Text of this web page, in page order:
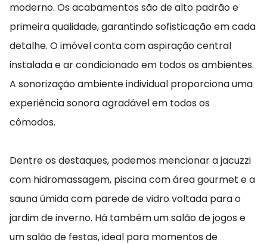
moderno. Os acabamentos são de alto padrão e
primeira qualidade, garantindo sofisticação em cada
detalhe. O imóvel conta com aspiração central
instalada e ar condicionado em todos os ambientes.
A sonorização ambiente individual proporciona uma
experiência sonora agradável em todos os
cômodos.
Dentre os destaques, podemos mencionar a jacuzzi
com hidromassagem, piscina com área gourmet e a
sauna úmida com parede de vidro voltada para o
jardim de inverno. Há também um salão de jogos e
um salão de festas, ideal para momentos de